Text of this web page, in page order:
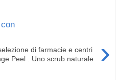
›
di farmacie e centri
Peel . Uno scrub naturale